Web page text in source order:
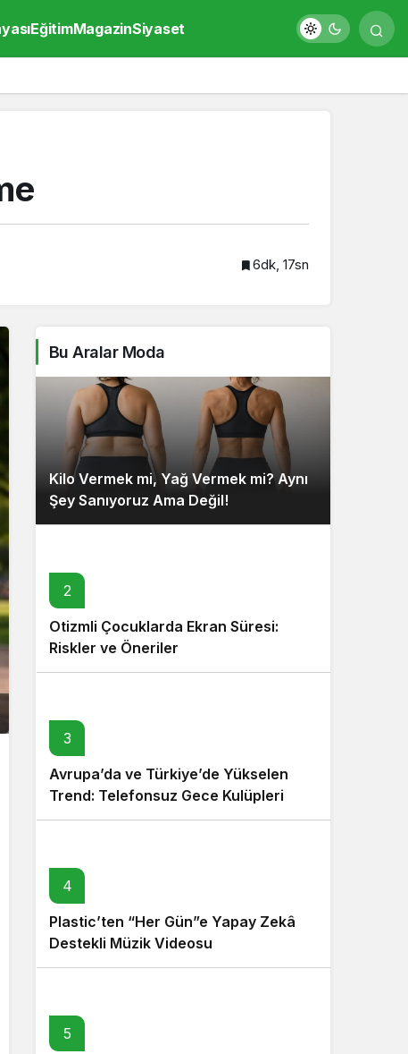
EğitimMagazinSiyaset
6dk, 17sn
Bu Aralar Moda
Kilo Vermek mi, Yağ Vermek mi? Aynı
Şey Sanıyoruz Ama Değil!
2
Otizmli Çocuklarda Ekran Süresi:
Riskler ve Öneriler
3
Avrupa’da ve Türkiye’de Yükselen
Trend: Telefonsuz Gece Kulüpleri
4
Plastic’ten “Her Gün”e Yapay Zekâ
Destekli Müzik Videosu
5